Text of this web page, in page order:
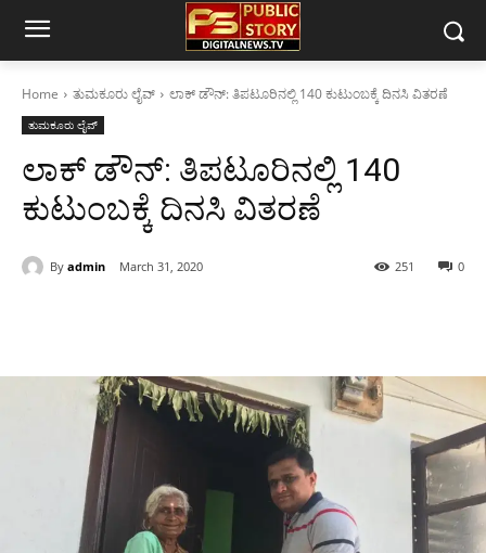
Home ತುಮಕೂರು ಲೈವ್ ಲಾಕ್ ಡೌನ್: ತಿಪಟೂರಿನಲ್ಲಿ 140 ಕುಟುಂಬಕ್ಕೆ ದಿನಸಿ ವಿತರಣೆ
ತುಮಕೂರು ಲೈವ್
ಲಾಕ್ ಡೌನ್: ತಿಪಟೂರಿನಲ್ಲಿ 140
ಕುಟುಂಬಕ್ಕೆ ದಿನಸಿ ವಿತರಣೆ
By admin March 31, 2020 0
251